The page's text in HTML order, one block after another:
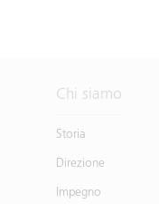
Chi siamo
Storia
Direzione
Impegno